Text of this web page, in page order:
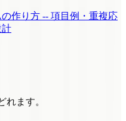
作り方 -- 項目例・重複応
計
れます。